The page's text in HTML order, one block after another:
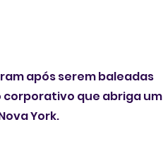
após serem baleadas
corporativo que abriga um
York.